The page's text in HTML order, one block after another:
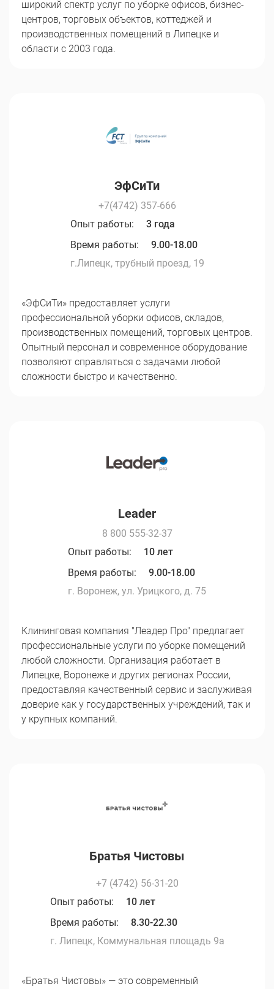
широкий спектр услуг по уборке офисов, бизнес-
центров, торговых объектов, коттеджей и
производственных помещений в Липецке и
области с 2003 года.
ЭфСиТи
+7(4742) 357-666
Опыт работы:
3 года
Время работы:
9.00-18.00
г.Липецк, трубный проезд, 19
«ЭфСиТи» предоставляет услуги
профессиональной уборки офисов, складов,
производственных помещений, торговых центров.
Опытный персонал и современное оборудование
позволяют справляться с задачами любой
сложности быстро и качественно.
Leader
8 800 555-32-37
Опыт работы:
10 лет
Время работы:
9.00-18.00
г. Воронеж, ул. Урицкого, д. 75
Клининговая компания "Леадер Про" предлагает
профессиональные услуги по уборке помещений
любой сложности. Организация работает в
Липецке, Воронеже и других регионах России,
предоставляя качественный сервис и заслуживая
доверие как у государственных учреждений, так и
у крупных компаний.
Братья Чистовы
+7 (4742) 56-31-20
Опыт работы:
10 лет
Время работы:
8.30-22.30
г. Липецк, Коммунальная площадь 9а
«Братья Чистовы» — это современный